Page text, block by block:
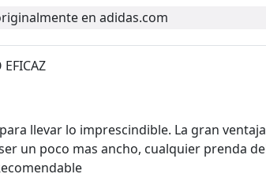
en adidas.com
EFICAZ
llevar lo imprescindible. La gran
un poco mas ancho, cualquier prenda